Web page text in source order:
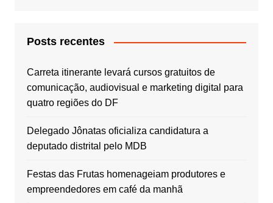
Posts recentes
Carreta itinerante levará cursos gratuitos de
comunicação, audiovisual e marketing digital para
quatro regiões do DF
Delegado Jônatas oficializa candidatura a
deputado distrital pelo MDB
Festas das Frutas homenageiam produtores e
empreendedores em café da manhã